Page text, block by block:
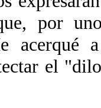
por
acerqué
el